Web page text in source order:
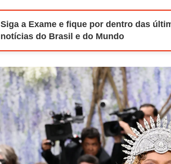
Siga a Exame e fique por dentro das
notícias do Brasil e do Mundo